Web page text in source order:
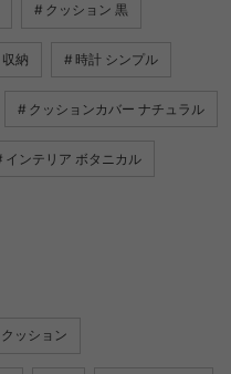
クッション 黒
納 時計 シンプル
クッションカバー ナチュラル
インテリア ボタニカル
クッション